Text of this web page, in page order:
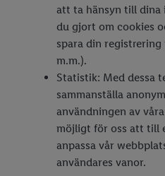
att ta hänsyn till dina
du gjort om cookies
spara din
m.m.).
Statistik: Med dessa
sammanställa
användningen av
möjligt för oss att till
anpassa vår
användares vanor.